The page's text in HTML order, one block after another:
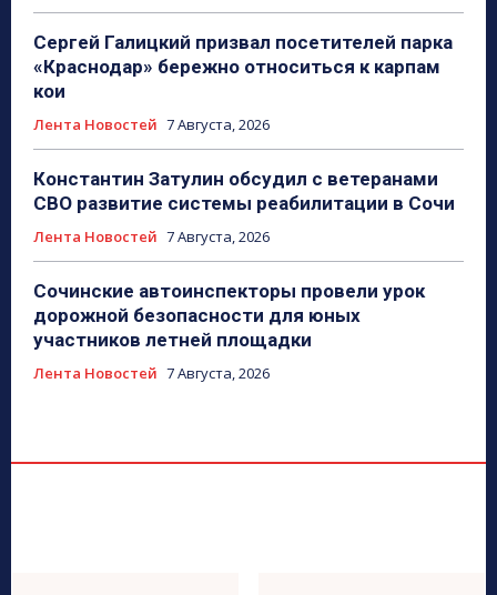
Сергей Галицкий призвал посетителей парка
«Краснодар» бережно относиться к карпам
кои
Лента Новостей 7 Августа, 2026
Константин Затулин обсудил с ветеранами
СВО развитие системы реабилитации в Сочи
Лента Новостей 7 Августа, 2026
Сочинские автоинспекторы провели урок
дорожной безопасности для юных
участников летней площадки
Лента Новостей 7 Августа, 2026